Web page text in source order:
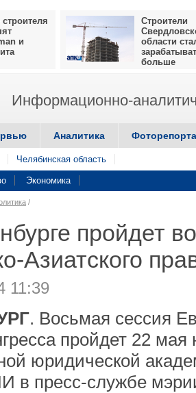
и
Строители
области
больше
Информационно-
Аналитика
Челябинская область
Экономика
/
пройдет
Азиатского
11:39
. Восьмая сессия
пройдет 22 мая
юридической
в пресс-службе